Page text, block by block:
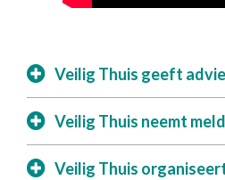
Veilig Thuis geeft
Veilig Thuis neemt
Veilig Thuis